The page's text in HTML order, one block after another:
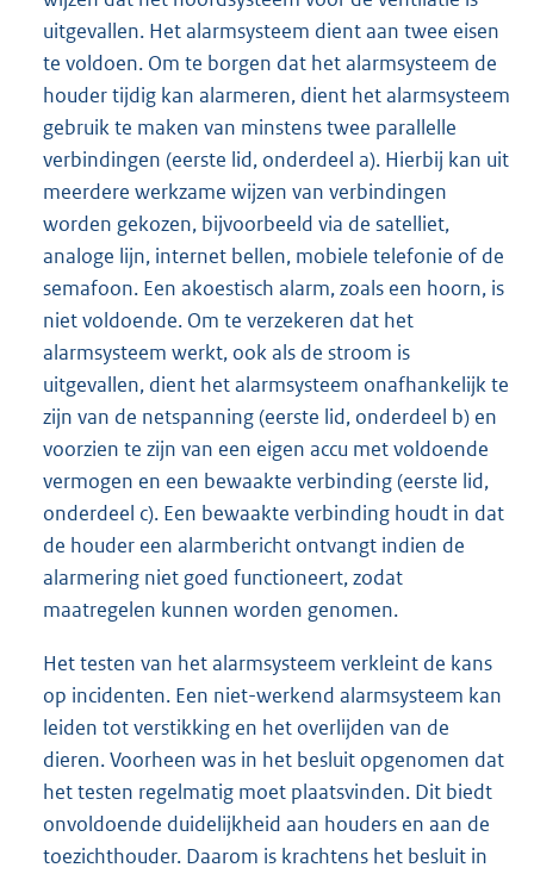
uitgevallen. Het alarmsysteem dient aan twee eisen
te voldoen. Om te borgen dat het alarmsysteem de
houder tijdig kan alarmeren, dient het alarmsysteem
gebruik te maken van minstens twee parallelle
verbindingen (eerste lid, onderdeel a). Hierbij kan uit
meerdere werkzame wijzen van verbindingen
worden gekozen, bijvoorbeeld via de satelliet,
analoge lijn, internet bellen, mobiele telefonie of de
semafoon. Een akoestisch alarm, zoals een hoorn, is
niet voldoende. Om te verzekeren dat het
alarmsysteem werkt, ook als de stroom is
uitgevallen, dient het alarmsysteem onafhankelijk te
zijn van de netspanning (eerste lid, onderdeel b) en
voorzien te zijn van een eigen accu met voldoende
vermogen en een bewaakte verbinding (eerste lid,
onderdeel c). Een bewaakte verbinding houdt in dat
de houder een alarmbericht ontvangt indien de
alarmering niet goed functioneert, zodat
maatregelen kunnen worden genomen.
Het testen van het alarmsysteem verkleint de kans
op incidenten. Een niet-werkend alarmsysteem kan
leiden tot verstikking en het overlijden van de
dieren. Voorheen was in het besluit opgenomen dat
het testen regelmatig moet plaatsvinden. Dit biedt
onvoldoende duidelijkheid aan houders en aan de
toezichthouder. Daarom is krachtens het besluit in